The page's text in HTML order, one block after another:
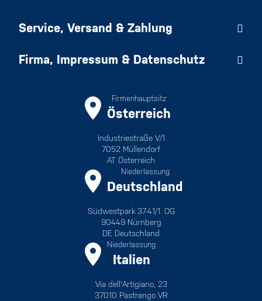
Service, Versand & Zahlung
Firma, Impressum & Datenschutz
Firmenhauptsitz
Österreich
Industriestraße V/1
7052 Müllendorf
AT Österreich
Niederlassung
Deutschland
Südwestpark 37-41/1. OG
90449 Nürnberg
DE Deutschland
Niederlassung
Italien
Via dell'Artigiano, 23
37010 Pastrengo VR